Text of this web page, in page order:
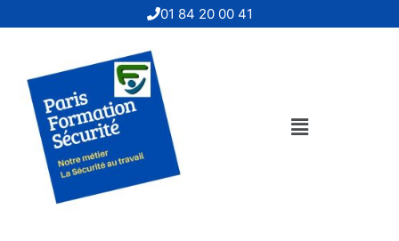
01 84 20 00 41